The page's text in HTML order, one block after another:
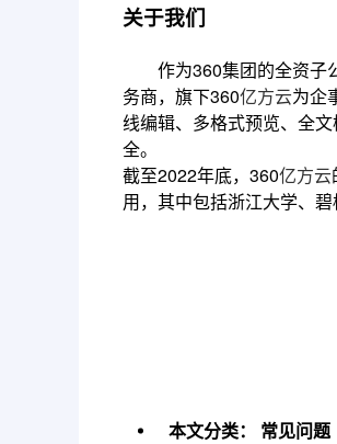
关于我们
作为360集团的全资子公
务商，旗下360亿方云为企
线编辑、多格式预览、全
全。
截至2022年底，360亿方云
用，其中包括浙江大学、
本文分类：
常见问题